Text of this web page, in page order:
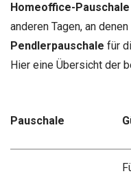
Homeoffice-Pauschale
anderen Tagen, an
Pendlerpauschale für
Hier eine Übersicht der
Pauschale